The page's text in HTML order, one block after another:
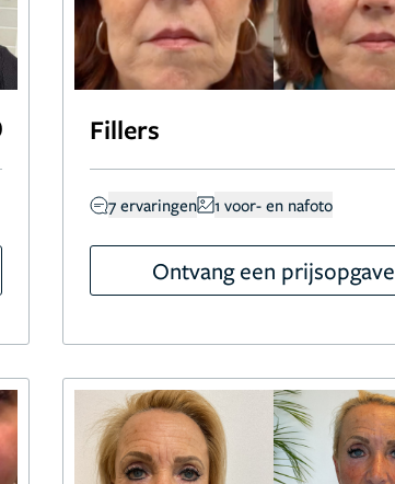
Fillers
7 ervaringen 1 voor- en nafoto
Ontvang een prijsopgave